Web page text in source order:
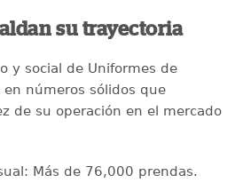
su trayectoria
y social de Uniformes de
números sólidos que
de su operación en el mercado
Más de 76,000 prendas.